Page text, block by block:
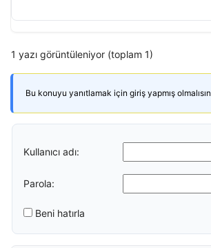
1 yazı görüntüleniyor (toplam 1)
Bu konuyu yanıtlamak için giriş yapmış
Kullanıcı adı:
Parola:
Beni hatırla